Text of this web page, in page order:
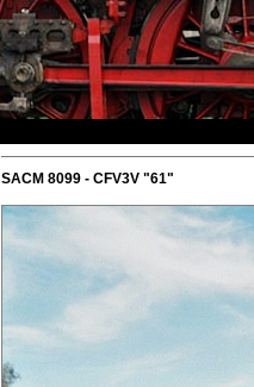
SACM 8099 - CFV3V "61"